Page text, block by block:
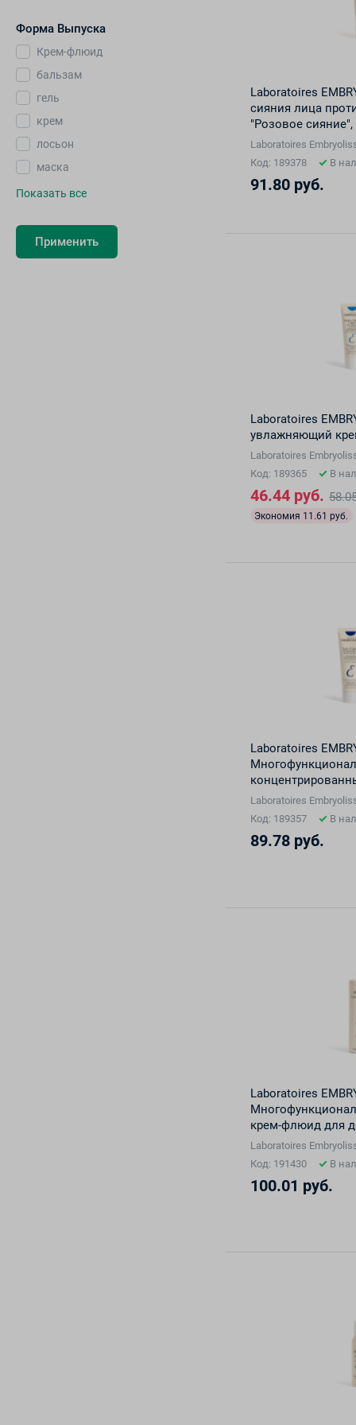
Форма Выпуска
Крем-флюид
бальзам
гель
крем
лосьон
маска
Показать все
Laboratoires
сияния лица
"Розовое
Laboratoires
Код: 189378
В
91.80 руб.
Laboratoires
увлажняющий
Laboratoires
Код: 189365
В
46.44 руб.
Экономия 11.61 руб.
Laboratoires
мл
Laboratoires
Код: 189357
В
89.78 руб.
Laboratoires
крем-флюид для
взрослых 400 мл
Laboratoires
Код: 191430
В
100.01 руб.